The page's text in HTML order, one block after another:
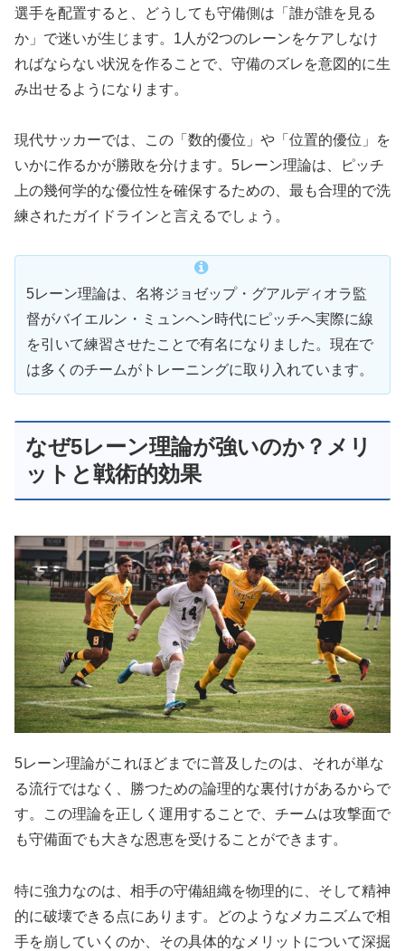
選手を配置すると、どうしても守備側は「誰が誰を見る
か」で迷いが生じます。1人が2つのレーンをケアしなけ
ればならない状況を作ることで、守備のズレを意図的に生
み出せるようになります。
現代サッカーでは、この「数的優位」や「位置的優位」を
いかに作るかが勝敗を分けます。5レーン理論は、ピッチ
上の幾何学的な優位性を確保するための、最も合理的で洗
練されたガイドラインと言えるでしょう。
5レーン理論は、名将ジョゼップ・グアルディオラ監
督がバイエルン・ミュンヘン時代にピッチへ実際に線
を引いて練習させたことで有名になりました。現在で
は多くのチームがトレーニングに取り入れています。
なぜ5レーン理論が強いのか？メリ
ットと戦術的効果
5レーン理論がこれほどまでに普及したのは、それが単な
る流行ではなく、勝つための論理的な裏付けがあるからで
す。この理論を正しく運用することで、チームは攻撃面で
も守備面でも大きな恩恵を受けることができます。
特に強力なのは、相手の守備組織を物理的に、そして精神
的に破壊できる点にあります。どのようなメカニズムで相
手を崩していくのか、その具体的なメリットについて深掘